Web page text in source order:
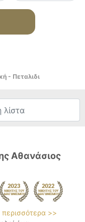
- Πεταλιδι
Αθανάσιος
περισσότερα >>